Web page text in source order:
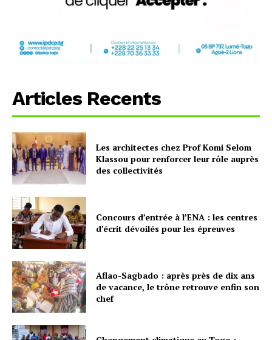
Articles Recents
Les architectes chez Prof Komi Selom
Klassou pour renforcer leur rôle auprès
des collectivités
Concours d’entrée à l’ENA : les centres
d’écrit dévoilés pour les épreuves
Aflao-Sagbado : après près de dix ans
de vacance, le trône retrouve enfin son
chef